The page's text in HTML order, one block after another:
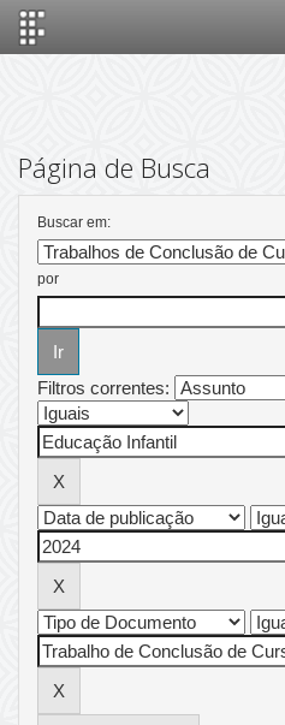
Página de Busca
Buscar em:
por
Filtros correntes: